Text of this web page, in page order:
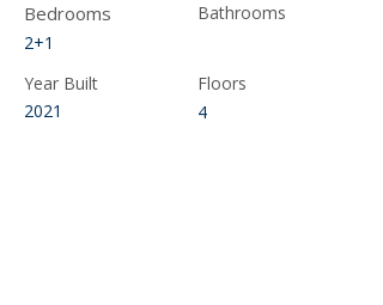
Bedrooms
2+1
Year Built
2021
Bathrooms
Floors
4